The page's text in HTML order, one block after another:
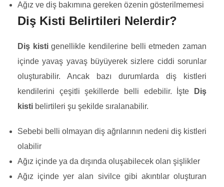
Ağız ve diş bakımına gereken özenin gösterilmemesi
Diş Kisti Belirtileri Nelerdir?
Diş kistigenellikle kendilerine belli etmeden zaman
içinde yavaş yavaş büyüyerek sizlere ciddi sorunlar
oluşturabilir. Ancak bazı durumlarda diş kistleri
kendilerini çeşitli şekillerde belli edebilir. İşte
Diş
kisti belirtileri şu şekilde sıralanabilir.
Sebebi belli olmayan diş ağrılarının nedeni diş kistleri
olabilir
Ağız içinde ya da dışında oluşabilecek olan şişlikler
Ağız içinde yer alan sivilce gibi akıntılar oluşturan